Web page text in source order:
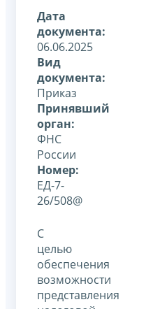
Дата
документа:
06.06.2025
Вид
документа:
Приказ
Принявший
орган:
ФНС
России
Номер:
ЕД-7-
26/508@
С
целью
обеспечения
возможности
представления